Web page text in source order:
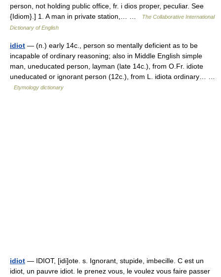
person, not holding public office, fr. i dios proper, peculiar. See
{Idiom}.] 1. A man in private station,… …
The Collaborative International
Dictionary of English
idiot — (n.) early 14c., person so mentally deficient as to be
incapable of ordinary reasoning; also in Middle English simple
man, uneducated person, layman (late 14c.), from O.Fr. idiote
uneducated or ignorant person (12c.), from L. idiota ordinary… …
Etymology dictionary
idiot — IDIOT, [idi]ote. s. Ignorant, stupide, imbecille. C est un
idiot, un pauvre idiot. le prenez vous, le voulez vous faire passer